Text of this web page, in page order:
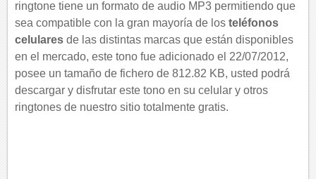
ringtone tiene un formato de audio MP3 permitiendo que
sea compatible con la gran mayoría de losteléfonos
celulares de las distintas marcas que están disponibles
en el mercado, este tono fue adicionado el 22/07/2012,
posee un tamaño de fichero de 812.82 KB, usted podrá
descargar y disfrutar este tono en su celular y otros
ringtones de nuestro sitio totalmente gratis.